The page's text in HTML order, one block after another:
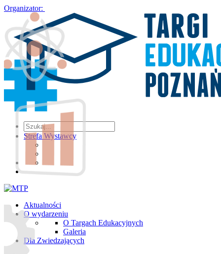
Organizator:
Strefa Wystawcy
Aktualności
O wydarzeniu
O Targach Edukacyjnych
Galeria
Dla Zwiedzających